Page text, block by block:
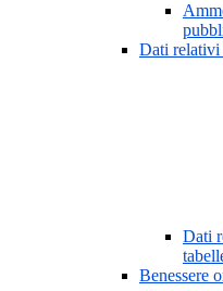
Dati relativi
Dati
Benessere